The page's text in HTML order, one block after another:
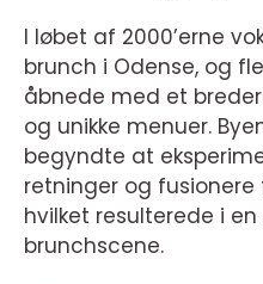
I løbet af 2000’erne
brunch i Odense, og
åbnede med et
og unikke menuer.
begyndte at
retninger og fusionere
hvilket resulterede i
brunchscene.